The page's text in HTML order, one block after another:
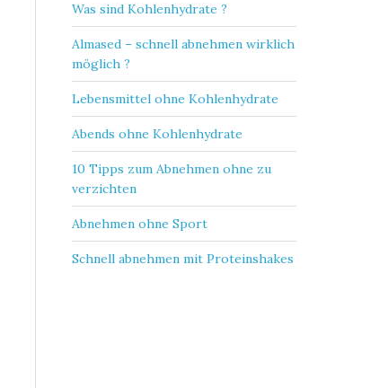
Was sind Kohlenhydrate ?
Almased – schnell abnehmen wirklich
möglich ?
Lebensmittel ohne Kohlenhydrate
Abends ohne Kohlenhydrate
10 Tipps zum Abnehmen ohne zu
verzichten
Abnehmen ohne Sport
Schnell abnehmen mit Proteinshakes